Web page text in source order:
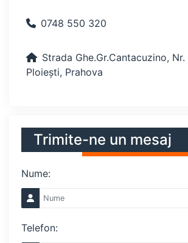
0748 550 320
Strada Ghe.Gr.Cantacuzino,
Ploiești, Prahova
Trimite-ne un mesaj
Nume:
Telefon: